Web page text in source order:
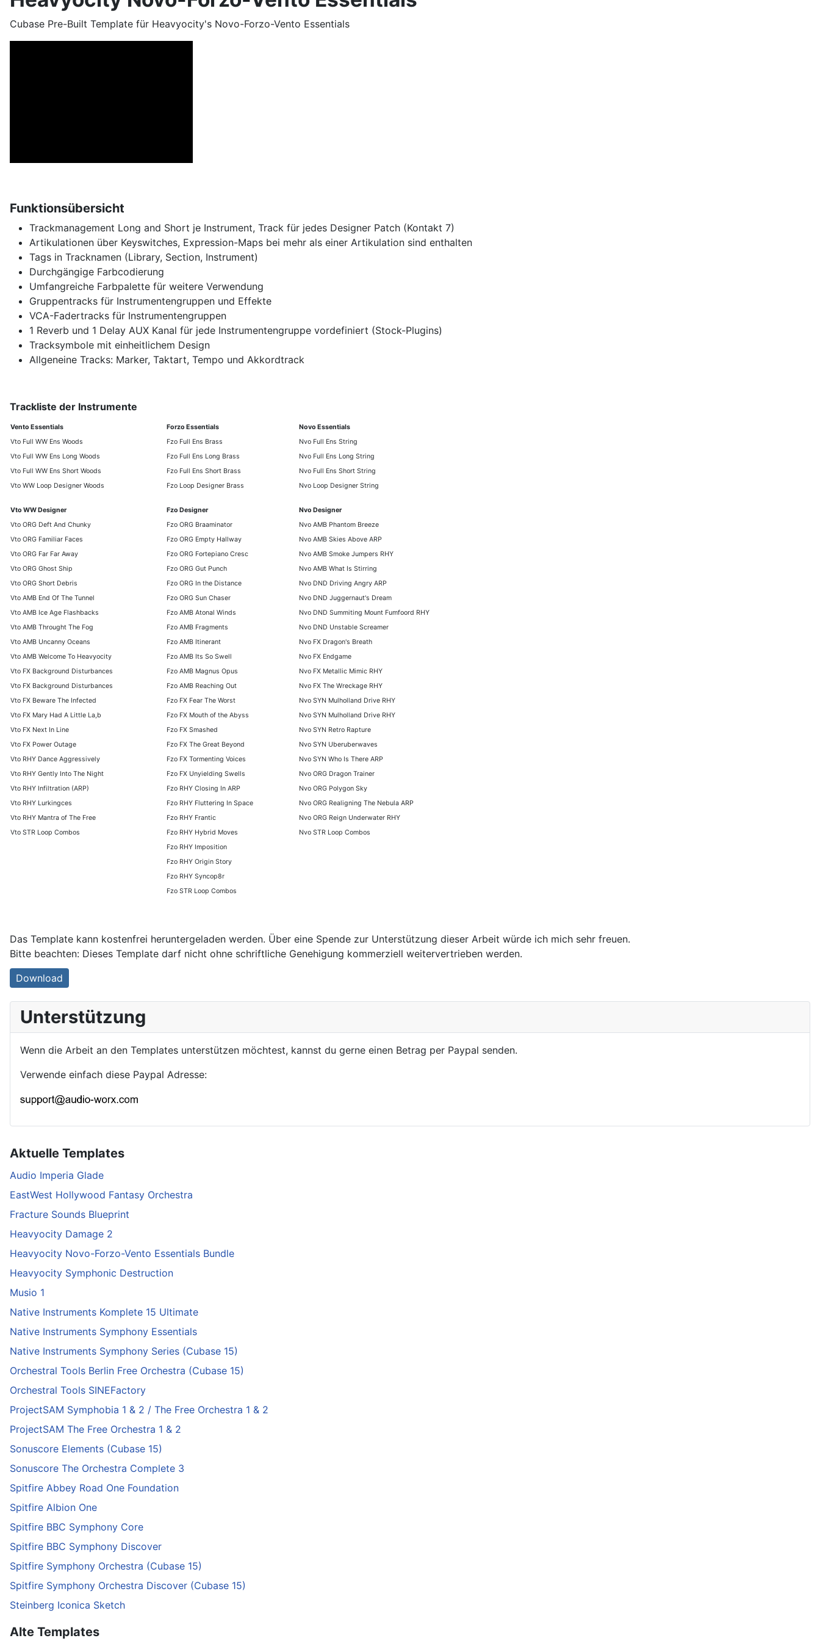
Aktuelle Templates
Audio Imperia Glade
EastWest Hollywood Fantasy Orchestra
Fracture Sounds Blueprint
Heavyocity Damage 2
Heavyocity Novo-Forzo-Vento Essentials Bundle
Heavyocity Symphonic Destruction
Musio 1
Native Instruments Komplete 15 Ultimate
Native Instruments Symphony Essentials
Native Instruments Symphony Series (Cubase 15)
Orchestral Tools Berlin Free Orchestra (Cubase 15)
Orchestral Tools SINEFactory
ProjectSAM Symphobia 1 & 2 / The Free Orchestra 1 & 2
ProjectSAM The Free Orchestra 1 & 2
Sonuscore Elements (Cubase 15)
Sonuscore The Orchestra Complete 3
Spitfire Abbey Road One Foundation
Spitfire Albion One
Spitfire BBC Symphony Core
Spitfire BBC Symphony Discover
Spitfire Symphony Orchestra (Cubase 15)
Spitfire Symphony Orchestra Discover (Cubase 15)
Steinberg Iconica Sketch
Alte Templates
Cubase Pre-Built Template für Heavyocity's Novo-Forzo-Vento Essentials
Funktionsübersicht
Trackmanagement Long and Short je Instrument, Track für jedes Designer Patch (Kontakt 7)
Artikulationen über Keyswitches, Expression-Maps bei mehr als einer Artikulation sind enthalten
Tags in Tracknamen (Library, Section, Instrument)
Durchgängige Farbcodierung
Umfangreiche Farbpalette für weitere Verwendung
Gruppentracks für Instrumentengruppen und Effekte
VCA-Fadertracks für Instrumentengruppen
1 Reverb und 1 Delay AUX Kanal für jede Instrumentengruppe vordefiniert (Stock-Plugins)
Tracksymbole mit einheitlichem Design
Allgeneine Tracks: Marker, Taktart, Tempo und Akkordtrack
Trackliste der Instrumente
Vento Essentials
Vto Full WW Ens Woods
Vto Full WW Ens Long Woods
Vto Full WW Ens Short Woods
Vto WW Loop Designer Woods
Vto WW Designer
Vto ORG Deft And Chunky
Vto ORG Familiar Faces
Vto ORG Far Far Away
Vto ORG Ghost Ship
Vto ORG Short Debris
Vto AMB End Of The Tunnel
Vto AMB Ice Age Flashbacks
Vto AMB Throught The Fog
Vto AMB Uncanny Oceans
Vto AMB Welcome To Heavyocity
Vto FX Background Disturbances
Vto FX Background Disturbances
Vto FX Beware The Infected
Vto FX Mary Had A Little La,b
Vto FX Next In Line
Vto FX Power Outage
Vto RHY Dance Aggressively
Vto RHY Gently Into The Night
Vto RHY Infiltration (ARP)
Vto RHY Lurkingces
Vto RHY Mantra of The Free
Vto STR Loop Combos
Forzo Essentials
Fzo Full Ens Brass
Fzo Full Ens Long Brass
Fzo Full Ens Short Brass
Fzo Loop Designer Brass
Fzo Designer
Fzo ORG Braaminator
Fzo ORG Empty Hallway
Fzo ORG Fortepiano Cresc
Fzo ORG Gut Punch
Fzo ORG In the Distance
Fzo ORG Sun Chaser
Fzo AMB Atonal Winds
Fzo AMB Fragments
Fzo AMB Itinerant
Fzo AMB Its So Swell
Fzo AMB Magnus Opus
Fzo AMB Reaching Out
Fzo FX Fear The Worst
Fzo FX Mouth of the Abyss
Fzo FX Smashed
Fzo FX The Great Beyond
Fzo FX Tormenting Voices
Fzo FX Unyielding Swells
Fzo RHY Closing In ARP
Fzo RHY Fluttering In Space
Fzo RHY Frantic
Fzo RHY Hybrid Moves
Fzo RHY Imposition
Fzo RHY Origin Story
Fzo RHY Syncop8r
Fzo STR Loop Combos
Novo Essentials
Nvo Full Ens String
Nvo Full Ens Long String
Nvo Full Ens Short String
Nvo Loop Designer String
Nvo Designer
Nvo AMB Phantom Breeze
Nvo AMB Skies Above ARP
Nvo AMB Smoke Jumpers RHY
Nvo AMB What Is Stirring
Nvo DND Driving Angry ARP
Nvo DND Juggernaut's Dream
Nvo DND Summiting Mount Fumfoord RHY
Nvo DND Unstable Screamer
Nvo FX Dragon's Breath
Nvo FX Endgame
Nvo FX Metallic Mimic RHY
Nvo FX The Wreckage RHY
Nvo SYN Mulholland Drive RHY
Nvo SYN Mulholland Drive RHY
Nvo SYN Retro Rapture
Nvo SYN Uberuberwaves
Nvo SYN Who Is There ARP
Nvo ORG Dragon Trainer
Nvo ORG Polygon Sky
Nvo ORG Realigning The Nebula ARP
Nvo ORG Reign Underwater RHY
Nvo STR Loop Combos
Das Template kann kostenfrei heruntergeladen werden. Über eine Spende zur Unterstützung dieser Arbeit würde ich mich sehr freuen.
Bitte beachten: Dieses Template darf nicht ohne schriftliche Genehigung kommerziell weitervertrieben werden.
Download
Unterstützung
Wenn die Arbeit an den Templates unterstützen möchtest, kannst du gerne einen Betrag per Paypal senden.
Verwende einfach diese Paypal Adresse: